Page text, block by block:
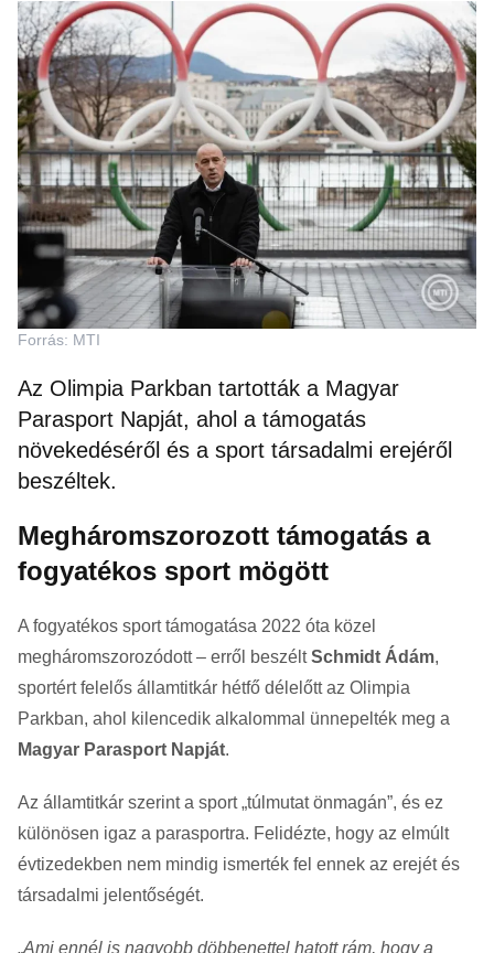
Forrás: MTI
Az Olimpia Parkban tartották a Magyar
Parasport Napját, ahol a támogatás
növekedéséről és a sport társadalmi erejéről
beszéltek.
Megháromszorozott támogatás a
fogyatékos sport mögött
A fogyatékos sport támogatása 2022 óta közel
megháromszorozódott – erről beszéltSchmidt Ádám,
sportért felelős államtitkár hétfő délelőtt az Olimpia
Parkban, ahol kilencedik alkalommal ünnepelték meg a
Magyar Parasport Napját.
Az államtitkár szerint a sport „túlmutat önmagán”, és ez
különösen igaz a parasportra. Felidézte, hogy az elmúlt
évtizedekben nem mindig ismerték fel ennek az erejét és
társadalmi jelentőségét.
„Ami ennél is nagyobb döbbenettel hatott rám, hogy a